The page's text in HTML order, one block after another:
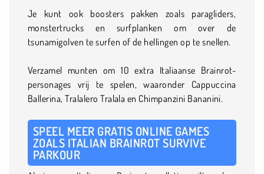
Je kunt ook boosters pakken zoals paragliders,
monstertrucks en surfplanken om over de
tsunamigolven te surfen of de hellingen op te snellen.
Verzamel munten om 10 extra Italiaanse Brainrot-
personages vrij te spelen, waaronder Cappuccina
Ballerina, Tralalero Tralala en Chimpanzini Bananini.
SPEEL MEER GRATIS ONLINE GAMES
ZOALS ITALIAN BRAINROT SURVIVE
PARKOUR